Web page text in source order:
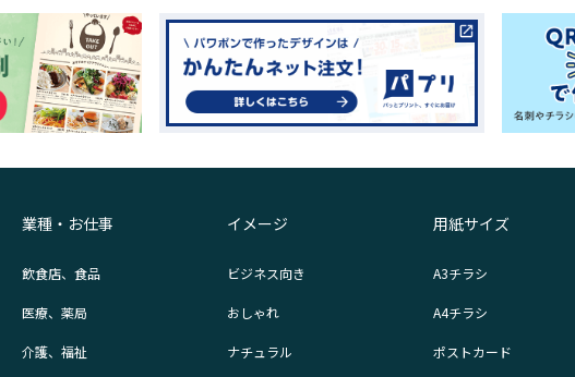
業種・お仕事
飲食店、食品
医療、薬局
介護、福祉
イメージ
ビジネス向き
おしゃれ
ナチュラル
用紙サイズ
A3チラシ
A4チラシ
ポストカード